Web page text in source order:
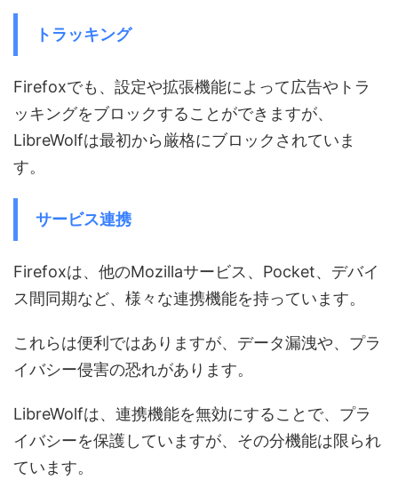
トラッキング
Firefoxでも、設定や拡張機能によって広告やトラ
ッキングをブロックすることができますが、
LibreWolfは最初から厳格にブロックされていま
す。
サービス連携
Firefoxは、他のMozillaサービス、Pocket、デバイ
ス間同期など、様々な連携機能を持っています。
これらは便利ではありますが、データ漏洩や、プラ
イバシー侵害の恐れがあります。
LibreWolfは、連携機能を無効にすることで、プラ
イバシーを保護していますが、その分機能は限られ
ています。